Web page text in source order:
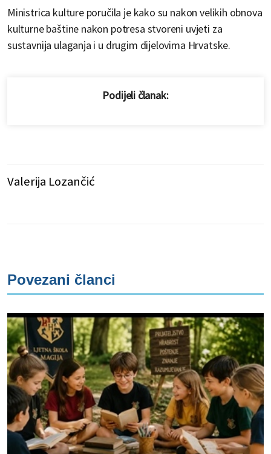
Ministrica kulture poručila je kako su nakon velikih obnova
kulturne baštine nakon potresa stvoreni uvjeti za
sustavnija ulaganja i u drugim dijelovima Hrvatske.
Podijeli članak:
Valerija Lozančić
Povezani članci